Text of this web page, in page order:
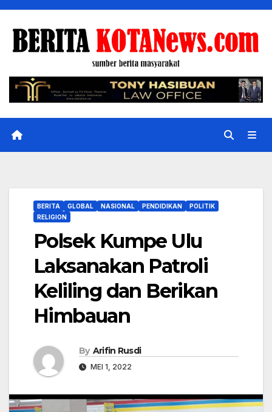
Skip
content
BERITA GLOBAL NASIONAL PENDIDIKAN
POLITIK
RELIGION
Polsek Kumpe Ulu
Laksanakan Patroli
Keliling dan Berikan
Himbauan
By Arifin Rusdi
MEI 1, 2022